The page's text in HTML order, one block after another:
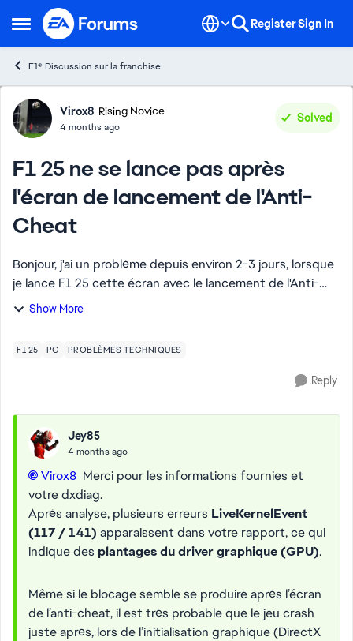
Open Side Menu
Skip to content RegisterSign In
F1® Discussion sur la franchise
Forum Discussion
Virox8 Rising Novice
4 months ago
Solved
F1 25 ne se lance pas après
l'écran de lancement de l'Anti-
Cheat
Bonjour, j'ai un problème depuis environ 2-3 jours, lorsque
je lance F1 25 cette écran avec le lancement de l'Anti-
Cheat s'affiche mais après cela mon jeu ne se lance pas
Show More
F1 25 PC PROBLÈMES TECHNIQUES
Reply
Jey85
4 months ago
Virox8​ Merci pour les informations fournies et
votre dxdiag.
Après analyse, plusieurs erreurs LiveKernelEvent
(117 / 141) apparaissent dans votre rapport, ce qui
indique des plantages du driver graphique (GPU).
Même si le blocage semble se produire après l’écran
de l’anti-cheat, il est très probable que le jeu crash
juste après, lors de l’initialisation graphique (DirectX